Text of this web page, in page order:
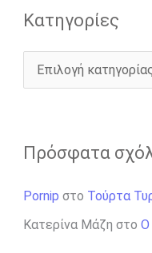
Kατηγορίες
Πρόσφατα
Pornip στο Τούρτα
Κατερίνα Μάζη στο Ο